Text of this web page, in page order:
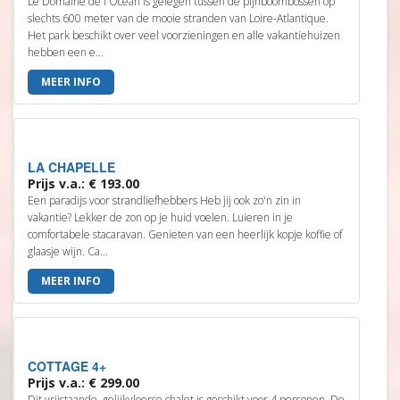
slechts 600 meter van de mooie stranden van Loire-Atlantique.
Het park beschikt over veel voorzieningen en alle vakantiehuizen
hebben een e...
MEER INFO
LA CHAPELLE
Prijs v.a.: € 193.00
Een paradijs voor strandliefhebbers Heb jij ook zo'n zin in
vakantie? Lekker de zon op je huid voelen. Luieren in je
comfortabele stacaravan. Genieten van een heerlijk kopje koffie of
glaasje wijn. Ca...
MEER INFO
COTTAGE 4+
Prijs v.a.: € 299.00